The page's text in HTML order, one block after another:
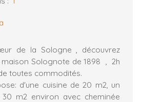
de la Sologne , découvrez
Solognote de 1898 , 2h
toutes commodités.
d'une cuisine de 20 m2, un
m2 environ avec cheminée